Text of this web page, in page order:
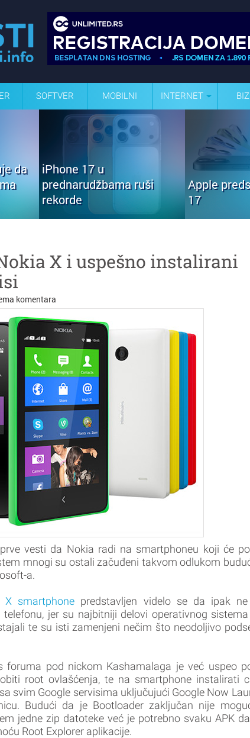
SOFTVER MOBILNI INTERNET
da
iPhone 17 u
prednarudžbama ruši
rekorde
Apple
17
X i uspešno instalirani
komentara
vesti da Nokia radi na smartphoneu koji će
mnogi su ostali začuđeni takvom odlukom
a.
X smartphone predstavljen videlo se da ipak
telefonu, jer su najbitniji delovi operativnog
te su isti zamenjeni nečim što neodoljivo
foruma pod nickom Kashamalaga je već uspeo
root ovlašćenja, te na smartphone instalirati
svim Google servisima uključujući Google Now
Budući da je Bootloader zaključan nije
jedne zip datoteke već je potrebno svaku APK
Root Explorer aplikacije.